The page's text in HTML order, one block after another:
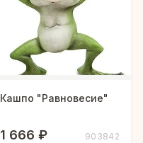
Кашпо "Равновесие"
1 666 ₽ 903842